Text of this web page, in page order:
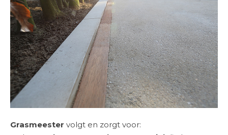
Grasmeester volgt en zorgt voor: